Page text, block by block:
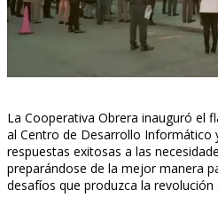
La Cooperativa Obrera inauguró el
al Centro de Desarrollo Informático
respuestas exitosas a las
preparándose de la mejor manera
desafíos que produzca la